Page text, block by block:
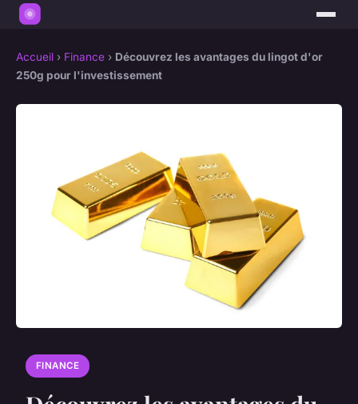
Accueil › Finance › Découvrez les avantages du lingot d'or
250g pour l'investissement
FINANCE